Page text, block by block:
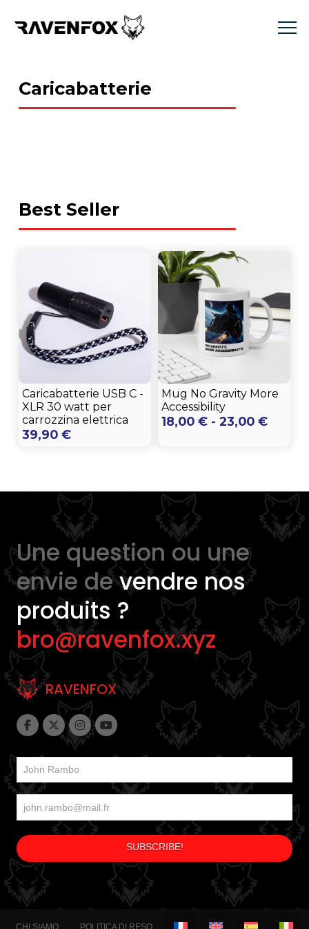
Caricabatterie
Best Seller
Caricabatterie USB C -
XLR 30 watt per
carrozzina elettrica
39,90 €
Mug No Gravity More
Accessibility
18,00 € - 23,00 €Fascia
a
23,00
Une question ou une
envie devendre nos
produits ?
bro@ravenfox.xyz
RAVENFOX